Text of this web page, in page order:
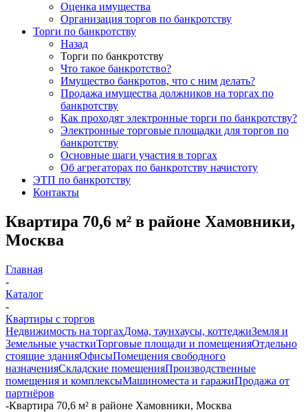
Оценка имущества
Организация торгов по банкротству
Торги по банкротству
Назад
Торги по банкротству
Что такое банкротство?
Имущество банкротов, что с ним делать?
Продажа имущества должников на торгах по
банкротству
Как проходят электронные торги по банкротству?
Электронные торговые площадки для торгов по
банкротству
Основные шаги участия в торгах
Об агрегаторах по банкротству начистоту
ЭТП по банкротству
Контакты
Квартира 70,6 м² в районе Хамовники,
Москва
Главная
-
Каталог
-
Квартиры с торгов
Недвижимость на торгахДома, таунхаусы, коттеджиЗемля и
Земельные участкиТорговые площади и помещенияОтдельно
стоящие зданияОфисыПомещения свободного
назначенияСкладские помещенияПроизводственные
помещения и комплексыМашиноместа и гаражиПродажа от
партнёров
-Квартира 70,6 м² в районе Хамовники, Москва